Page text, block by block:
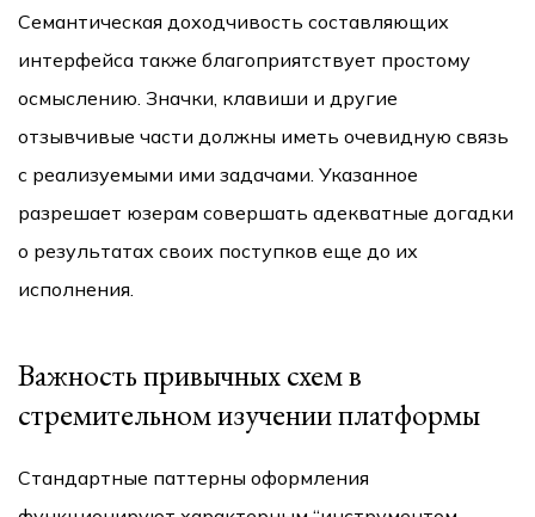
Семантическая доходчивость составляющих
интерфейса также благоприятствует простому
осмыслению. Значки, клавиши и другие
отзывчивые части должны иметь очевидную связь
с реализуемыми ими задачами. Указанное
разрешает юзерам совершать адекватные догадки
о результатах своих поступков еще до их
исполнения.
Важность привычных схем в
стремительном изучении платформы
Стандартные паттерны оформления